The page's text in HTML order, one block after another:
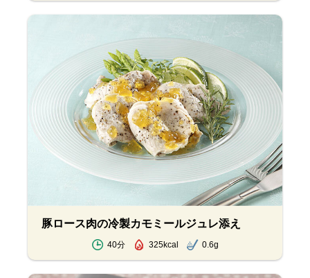
豚ロース肉の冷製カモミールジュレ添え
40分 325kcal 0.6g